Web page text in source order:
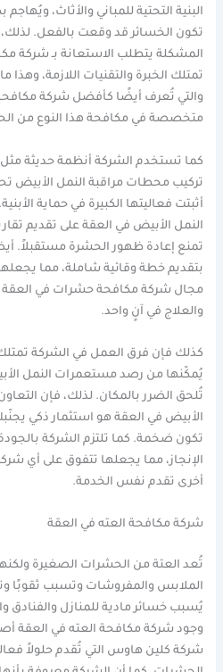
البنية التحتية للمباني والأثاث،
تكون الخسائر قد وقعت بالفعل.
المشكلة يتطلب الاستعانة بـ شركة
تمتلك الخبرة والتقنيات اللازمة،
والتي تُعرف أيضًا كأفضل شركة
متخصصة في مكافحة هذا النوع من
كما تستخدم الشركة أنظمة حديثة مثل
تركيب محطات مراقبة النمل الأبيض
أثبتت فعاليتها الكبيرة في حماية
النمل الأبيض في العقة على تقديم
تمنع إعادة ظهور الحشرة مستقبلاً.
بتقديم خطة وقائية شاملة، مما
مجال شركة مكافحة حشرات في العقة
والعلاج في آنٍ واحد.
كذلك فإن فرق العمل في الشركة تمتلك
يُمكّنها من رصد مستعمرات النمل
تُلحق الضرر بالمكان. لذلك، فإن
الأبيض في العقة هو استثمار ذكي
تكون ضخمة. كما تلتزم الشركة
الإنجاز، مما يجعلها تتفوق على أي
أخرى تقدم نفس الخدمة.
شركة مكافحة العته في العقة
تُعد العتة من الحشرات الصغيرة
الملابس والمفروشات وتسبب ثقوبًا
يُسبب خسائر مادية للمنازل والفنادق
وجود شركة مكافحة العته في العقة
شركة كلين هاوس التي تُقدم حلولاً